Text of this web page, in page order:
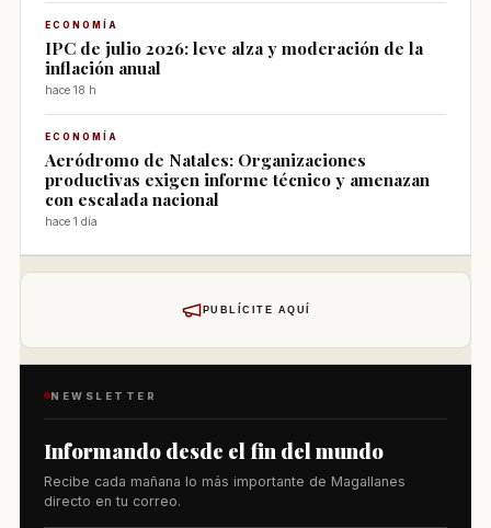
ECONOMÍA
IPC de julio 2026: leve alza y moderación de la
inflación anual
hace 18 h
ECONOMÍA
Aeródromo de Natales: Organizaciones
productivas exigen informe técnico y amenazan
con escalada nacional
hace 1 día
PUBLÍCITE AQUÍ
NEWSLETTER
Informando desde el fin del mundo
Recibe cada mañana lo más importante de Magallanes
directo en tu correo.